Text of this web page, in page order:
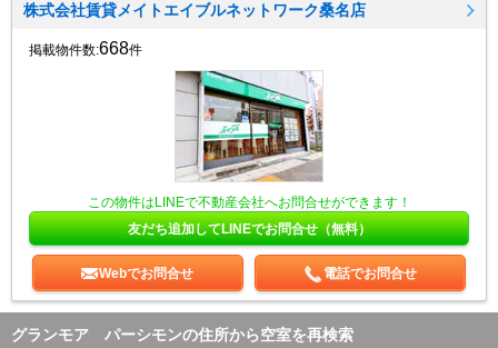
株式会社賃貸メイトエイブルネットワーク桑名店
掲載物件数:668件
この物件はLINEで不動産会社へお問合せができます！
友だち追加してLINEでお問合せ（無料）
Webでお問合せ 電話でお問合せ
グランモア パーシモンの住所から空室を再検索